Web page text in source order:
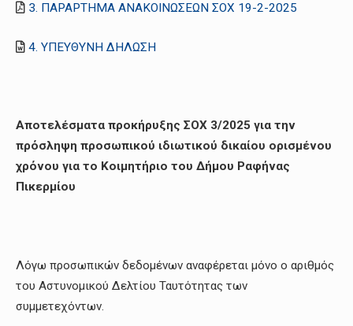
3. ΠΑΡΑΡΤΗΜΑ ΑΝΑΚΟΙΝΩΣΕΩΝ ΣΟΧ 19-2-2025
4. ΥΠΕΥΘΥΝΗ ΔΗΛΩΣΗ
Αποτελέσματα προκήρυξης ΣΟΧ 3/2025 για την
πρόσληψη προσωπικού ιδιωτικού δικαίου ορισμένου
χρόνου για το Κοιμητήριο του Δήμου Ραφήνας
Πικερμίου
Λόγω προσωπικών δεδομένων αναφέρεται μόνο ο αριθμός
του Αστυνομικού Δελτίου Ταυτότητας των
συμμετεχόντων.